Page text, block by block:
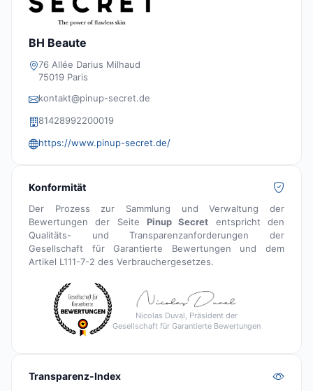
BH Beaute
76 Allée Darius Milhaud
75019 Paris
kontakt@pinup-secret.de
81428992200019
https://www.pinup-secret.de/
Konformität
Der Prozess zur Sammlung und Verwaltung der
Bewertungen der Seite Pinup Secret entspricht den
Qualitäts- und Transparenzanforderungen der
Gesellschaft für Garantierte Bewertungen und dem
Artikel L111-7-2 des Verbrauchergesetzes.
Nicolas Duval, Präsident der
Gesellschaft für Garantierte Bewertungen
Transparenz-Index